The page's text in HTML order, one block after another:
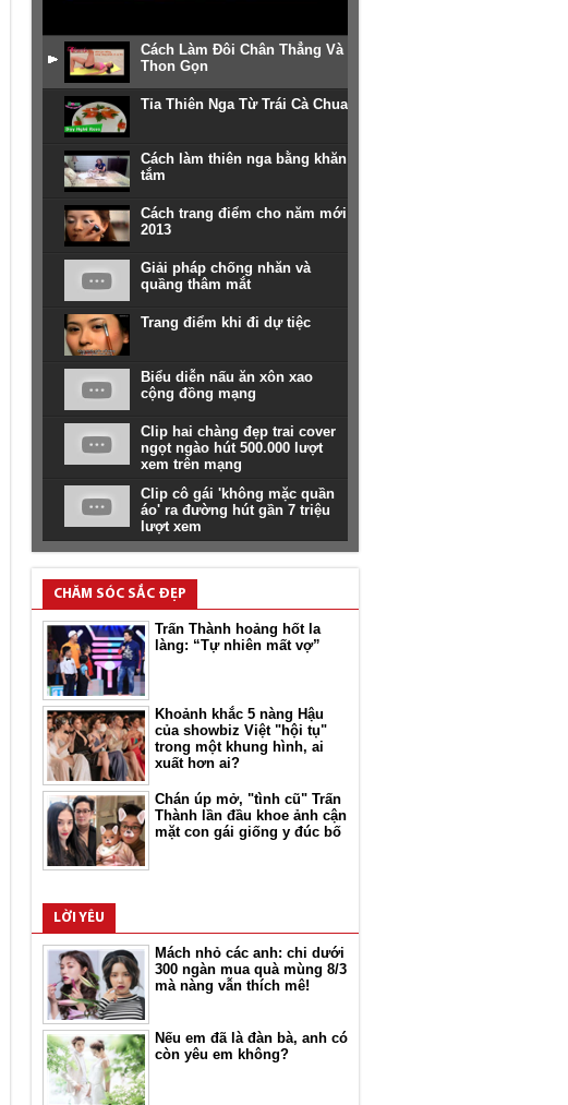
Cách Làm Đôi Chân Thẳng Và
Thon Gọn
Tỉa Thiên Nga Từ Trái Cà Chua
Cách làm thiên nga bằng khăn
tắm
Cách trang điểm cho năm mới
2013
Giải pháp chống nhăn và
quầng thâm mắt
Trang điểm khi đi dự tiệc
Biểu diễn nấu ăn xôn xao
cộng đồng mạng
Clip hai chàng đẹp trai cover
ngọt ngào hút 500.000 lượt
xem trên mạng
Clip cô gái 'không mặc quần
áo' ra đường hút gần 7 triệu
lượt xem
CHĂM SÓC SẮC ĐẸP
Trấn Thành hoảng hốt la
làng: “Tự nhiên mất vợ”
Khoảnh khắc 5 nàng Hậu
của showbiz Việt "hội tụ"
trong một khung hình, ai
xuất hơn ai?
Chán úp mở, "tình cũ" Trấn
Thành lần đầu khoe ảnh cận
mặt con gái giống y đúc bố
LỜI YÊU
Mách nhỏ các anh: chi dưới
300 ngàn mua quà mùng 8/3
mà nàng vẫn thích mê!
Nếu em đã là đàn bà, anh có
còn yêu em không?